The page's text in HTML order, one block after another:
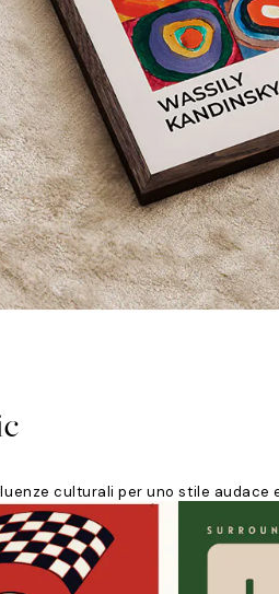
culturali per uno stile audace